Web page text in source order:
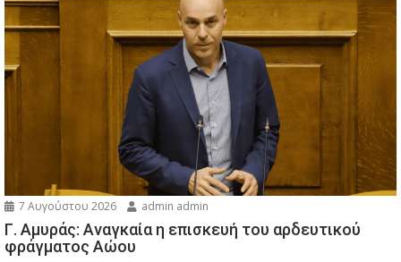
7 Αυγούστου 2026 admin admin
Γ. Αμυράς: Αναγκαία η επισκευή του αρδευτικού
φράγματος Αώου